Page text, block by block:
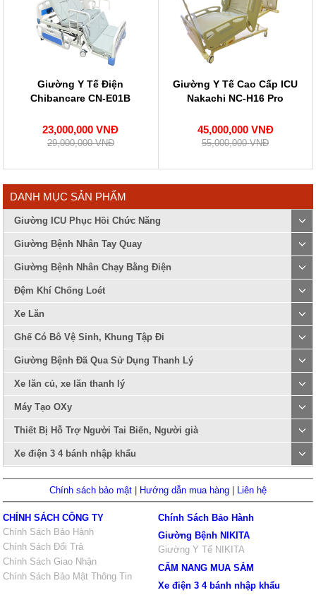
Giường Y Tế Điện
Chibancare CN-E01B
23,000,000 VNĐ
29,000,000 VNĐ
Giường Y Tế Cao Cấp ICU
Nakachi NC-H16 Pro
45,000,000 VNĐ
55,000,000 VNĐ
DANH MỤC SẢN PHẨM
Giường ICU Phục Hồi Chức Năng
Giường Bệnh Nhân Tay Quay
Giường Bệnh Nhân Chạy Bằng Điện
Đệm Khí Chống Loét
Xe Lăn
Ghế Có Bô Vệ Sinh, Khung Tập Đi
Giường Bệnh Đã Qua Sử Dụng Thanh Lý
Xe lăn củ, xe lăn thanh lý
Máy Tạo OXy
Thiết Bị Hỗ Trợ Người Tai Biến, Người già
Xe điện 3 4 bánh nhập khẩu
Chính sách bảo mật Hướng dẫn mua hàng Liên hệ
CHÍNH SÁCH CÔNG TY
Chính Sách Bảo Hành
Chính Sách Đổi Trả
Chính Sách Giao Nhận
Chính Sách Bảo Mật Thông Tin
Chính Sách Bảo Hành
Giường Bệnh NIKITA
Giường Y Tế NIKITA
CẨM NANG MUA SẮM
Xe điện 3 4 bánh nhập khẩu